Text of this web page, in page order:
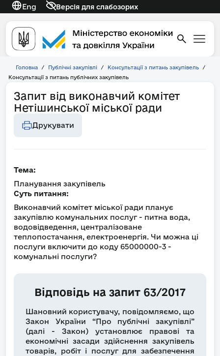
Eng Версія для слабозорих
Головна / Публічні закупівлі / Консультації з питань закупівель
/
Консультації з питань публічних закупівель
Запит від виконавчий комітет
Нетішинської міської ради
Друкувати
Тема:
Планування закупівель
Суть питання:
Виконавчий комітет міської ради планує
закупівлю комунальних послуг - питна вода,
водовідведення, централізоване
теплопостачання, електроенергія. Чи можна ці
послуги включити до коду 65000000-3 -
комунальні послуги?
Відповідь на запит 63/2017
Шановний користувачу, повідомляємо, що
Закон України “Про публічні закупівлі”
(далі - Закон) установлює правові та
економічні засади здійснення закупівель
товарів, робіт і послуг для забезпечення